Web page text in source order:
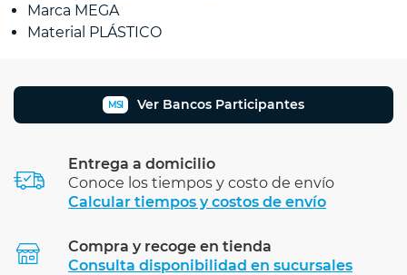
Marca MEGA
Material PLÁSTICO
MSI Ver Bancos Participantes
Entrega a domicilio
Conoce los tiempos y costo de envío
Calcular tiempos y costos de envío
Compra y recoge en tienda
Consulta disponibilidad en sucursales